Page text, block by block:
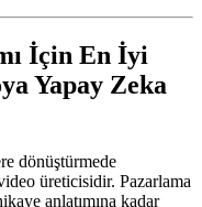
İçin En İyi
Yapay Zeka
dönüştürmede
üreticisidir. Pazarlama
anlatımına kadar